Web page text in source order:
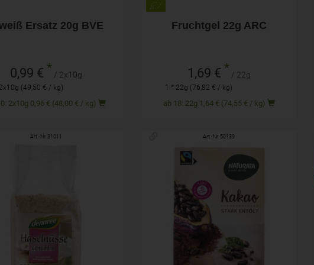
Ersatz 20g BVE
0,99 € * / 2x10g
(49,50 € / kg)
ab 10: 2x10g 0,96 € (48,00 € / kg)
Fruchtgel 22g ARC
1,69 € * / 22g
1 * 22g (76,82 € / kg)
ab 18: 22g 1,64 € (74,55 € / kg)
Art.-Nr. 31011 Art.-Nr. 50139
125g
Anzahl
5,29